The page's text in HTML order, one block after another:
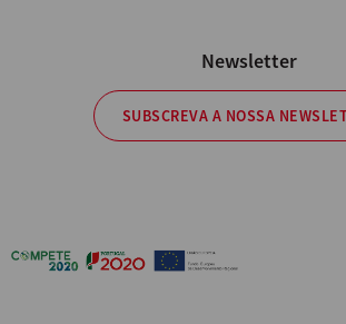
Newsletter
SUBSCREVA A NOSSA